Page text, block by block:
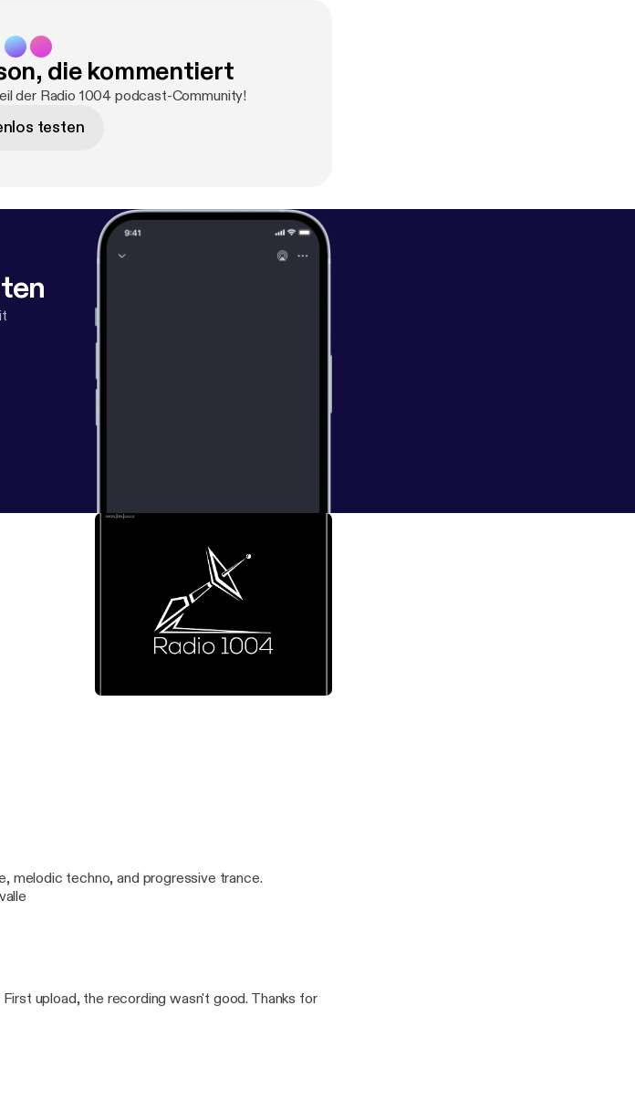
die kommentiert
der Radio 1004 podcast-Community!
testen
melodic techno, and progressive trance.
upload, the recording wasn't good. Thanks for